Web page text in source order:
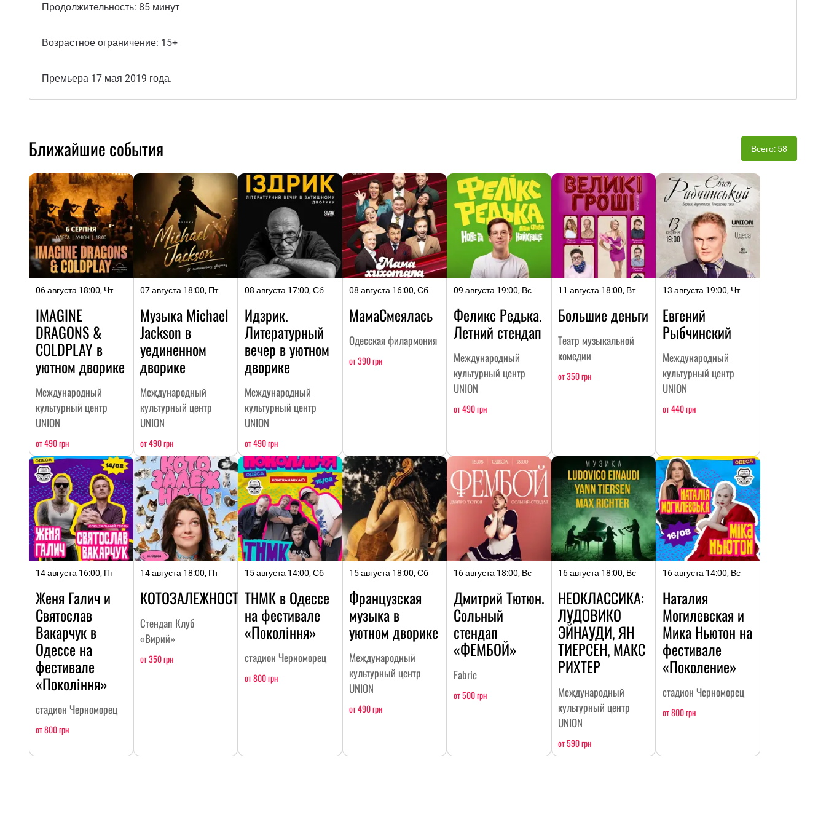
Продолжительность: 85 минут
Возрастное ограничение: 15+
Премьера 17 мая 2019 года.
Ближайшие события Всего: 58
06 августа 18:00, Чт
IMAGINE
DRAGONS &
COLDPLAY в
уютном дворике
Международный
культурный центр
UNION
от 490 грн
07 августа 18:00, Пт
Музыка Michael
Jackson в
уединенном
дворике
Международный
культурный центр
UNION
от 490 грн
08 августа 17:00, Сб
Идзрик.
Литературный
вечер в уютном
дворике
Международный
культурный центр
UNION
от 490 грн
08 августа 16:00, Сб
МамаСмеялась
Одесская филармония
от 390 грн
09 августа 19:00, Вс
Феликс Редька.
Летний стендап
Международный
культурный центр
UNION
от 490 грн
11 августа 18:00, Вт
Большие деньги
Театр музыкальной
комедии
от 350 грн
13 августа 19:00, Чт
Евгений
Рыбчинский
Международный
культурный центр
UNION
от 440 грн
14 августа 16:00, Пт
Женя Галич и
Святослав
Вакарчук в
Одессе на
фестивале
«Покоління»
стадион Черноморец
от 800 грн
14 августа 18:00, Пт
КОТОЗАЛЕЖНОСТЬ
Стендап Клуб
«Вирий»
от 350 грн
15 августа 14:00, Сб
ТНМК в Одессе
на фестивале
«Покоління»
стадион Черноморец
от 800 грн
15 августа 18:00, Сб
Французская
музыка в
уютном дворике
Международный
культурный центр
UNION
от 490 грн
16 августа 18:00, Вс
Дмитрий Тютюн.
Сольный
стендап
«ФЕМБОЙ»
Fabric
от 500 грн
16 августа 18:00, Вс
НЕОКЛАССИКА:
ЛУДОВИКО
ЭЙНАУДИ, ЯН
ТИЕРСЕН, МАКС
РИХТЕР
Международный
культурный центр
UNION
от 590 грн
16 августа 14:00, Вс
Наталия
Могилевская и
Мика Ньютон на
фестивале
«Поколение»
стадион Черноморец
от 800 грн